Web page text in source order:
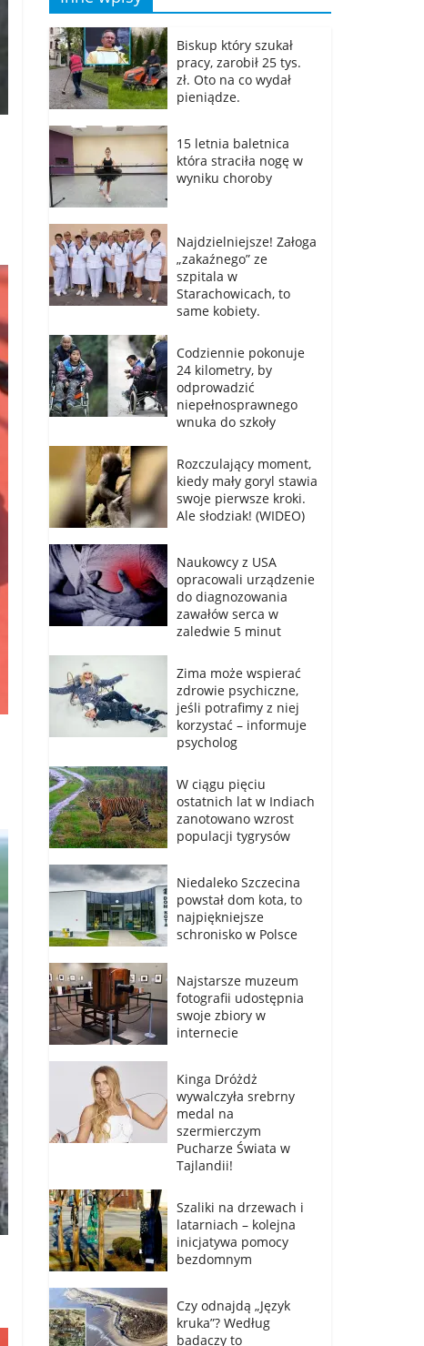
Biskup który szukał
pracy, zarobił 25 tys.
zł. Oto na co wydał
pieniądze.
15 letnia baletnica
która straciła nogę w
wyniku choroby
Najdzielniejsze! Załoga
„zakaźnego” ze
szpitala w
Starachowicach, to
same kobiety.
Codziennie pokonuje
24 kilometry, by
odprowadzić
niepełnosprawnego
wnuka do szkoły
Rozczulający moment,
kiedy mały goryl stawia
swoje pierwsze kroki.
Ale słodziak! (WIDEO)
Naukowcy z USA
opracowali urządzenie
do diagnozowania
zawałów serca w
zaledwie 5 minut
Zima może wspierać
zdrowie psychiczne,
jeśli potrafimy z niej
korzystać – informuje
psycholog
W ciągu pięciu
ostatnich lat w Indiach
zanotowano wzrost
populacji tygrysów
Niedaleko Szczecina
powstał dom kota, to
najpiękniejsze
schronisko w Polsce
Najstarsze muzeum
fotografii udostępnia
swoje zbiory w
internecie
Kinga Dróżdż
wywalczyła srebrny
medal na
szermierczym
Pucharze Świata w
Tajlandii!
Szaliki na drzewach i
latarniach – kolejna
inicjatywa pomocy
bezdomnym
Czy odnajdą „Język
kruka”? Według
badaczy to